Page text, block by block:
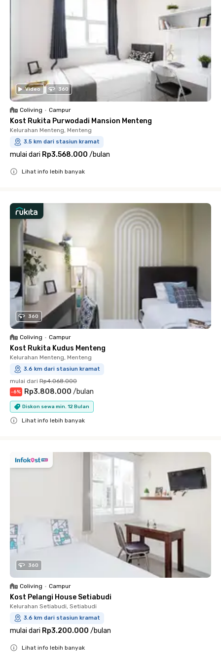
Video 360
Coliving • Campur
Kost Rukita Purwodadi Mansion Menteng
Kelurahan Menteng, Menteng
3.5 km dari stasiun kramat
mulai dari Rp3.568.000 /bulan
Lihat info lebih banyak
360
Coliving • Campur
Kost Rukita Kudus Menteng
Kelurahan Menteng, Menteng
3.6 km dari stasiun kramat
mulai dari Rp4.068.000
-6% Rp3.808.000 /bulan
Diskon sewa min. 12 Bulan
Lihat info lebih banyak
360
Coliving • Campur
Kost Pelangi House Setiabudi
Kelurahan Setiabudi, Setiabudi
3.6 km dari stasiun kramat
mulai dari Rp3.200.000 /bulan
Lihat info lebih banyak